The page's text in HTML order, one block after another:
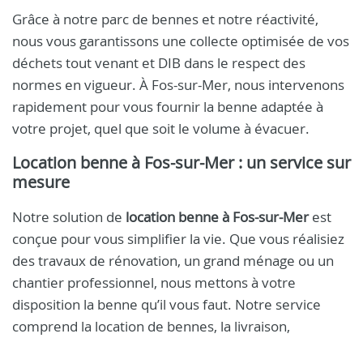
Grâce à notre parc de bennes et notre réactivité,
nous vous garantissons une collecte optimisée de vos
déchets tout venant et DIB dans le respect des
normes en vigueur. À Fos-sur-Mer, nous intervenons
rapidement pour vous fournir la benne adaptée à
votre projet, quel que soit le volume à évacuer.
Location benne à Fos-sur-Mer : un service sur
mesure
Notre solution de location benne à Fos-sur-Merest
conçue pour vous simplifier la vie. Que vous réalisiez
des travaux de rénovation, un grand ménage ou un
chantier professionnel, nous mettons à votre
disposition la benne qu’il vous faut. Notre service
comprend la location de bennes, la livraison,